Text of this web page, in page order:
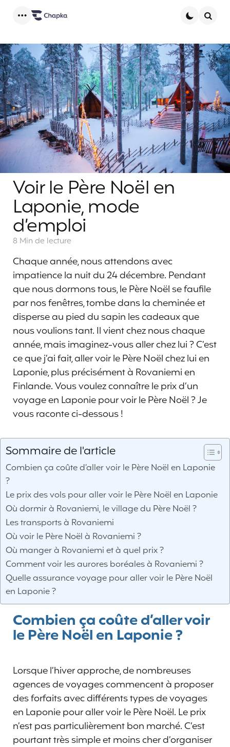
Voir le Père Noël en
Laponie, mode
d’emploi
8 Min de lecture
Chaque année, nous attendons avec
impatience la nuit du 24 décembre. Pendant
que nous dormons tous, le Père Noël se faufile
par nos fenêtres, tombe dans la cheminée et
disperse au pied du sapin les cadeaux que
nous voulions tant. Il vient chez nous chaque
année, mais imaginez-vous aller chez lui ? C’est
ce que j’ai fait, aller voir le Père Noël chez lui en
Laponie, plus précisément à Rovaniemi en
Finlande. Vous voulez connaître le prix d’un
voyage en Laponie pour voir le Père Noël ? Je
vous raconte ci-dessous !
Sommaire de l'article
Combien ça coûte d’aller voir le Père Noël en Laponie
?
Le prix des vols pour aller voir le Père Noël en Laponie
Où dormir à Rovaniemi, le village du Père Noël ?
Les transports à Rovaniemi
Où voir le Père Noël à Rovaniemi ?
Où manger à Rovaniemi et à quel prix ?
Comment voir les aurores boréales à Rovaniemi ?
Quelle assurance voyage pour aller voir le Père Noël
en Laponie ?
Combien ça coûte d’aller voir
le Père Noël en Laponie ?
Lorsque l’hiver approche, de nombreuses
agences de voyages commencent à proposer
des forfaits avec différents types de voyages
en Laponie pour aller voir le Père Noël. Le prix
n’est pas particulièrement bon marché. C’est
pourtant très simple et moins cher d’organiser